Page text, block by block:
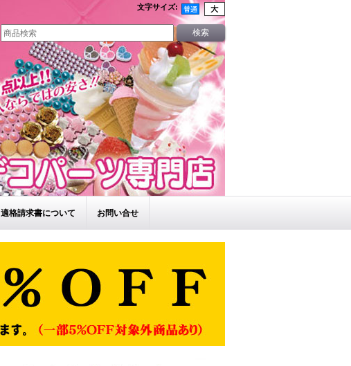
文字サイズ:
適格請求書について お問い合せ